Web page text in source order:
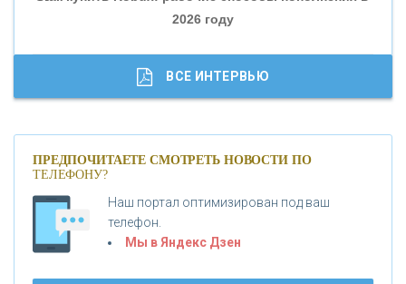
«ГАЗПРОМБАНК»
«МОСКОВСКИЙ КРЕДИТНЫЙ БАНК»
«БАНК ВОЗРОЖДЕНИЕ»
2026 году
Банки.ру обновил логотип впервые за 19 лет -
ВСЕ ИНТЕРВЬЮ
ПРЕДПОЧИТАЕТЕ СМОТРЕТЬ НОВОСТИ ПО
ТЕЛЕФОНУ?
Наш портал оптимизирован под ваш
телефон.
Мы в Яндекс Дзен